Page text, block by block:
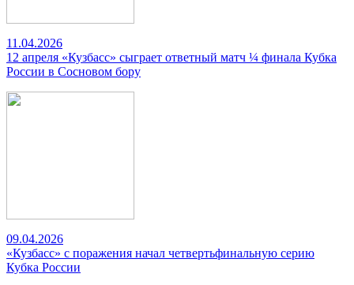
11.04.2026
12 апреля «Кузбасс» сыграет ответный матч ¼ финала Кубка
России в Сосновом бору
09.04.2026
«Кузбасс» с поражения начал четвертьфинальную серию
Кубка России